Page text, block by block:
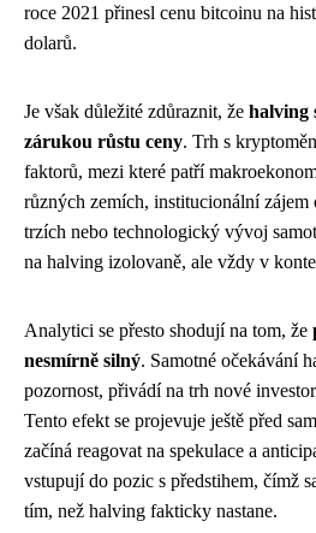
roce 2021 přinesl cenu bitcoinu na
dolarů.
Je však důležité zdůraznit, že halving
zárukou růstu ceny. Trh s
faktorů, mezi které patří
různých zemích, institucionální
trzích nebo technologický vývoj
na halving izolovaně, ale vždy v
Analytici se přesto shodují na tom, že
nesmírně silný. Samotné očekávání
pozornost, přivádí na trh nové
Tento efekt se projevuje ještě před
začíná reagovat na spekulace a
vstupují do pozic s předstihem, čímž
tím, než halving fakticky nastane.